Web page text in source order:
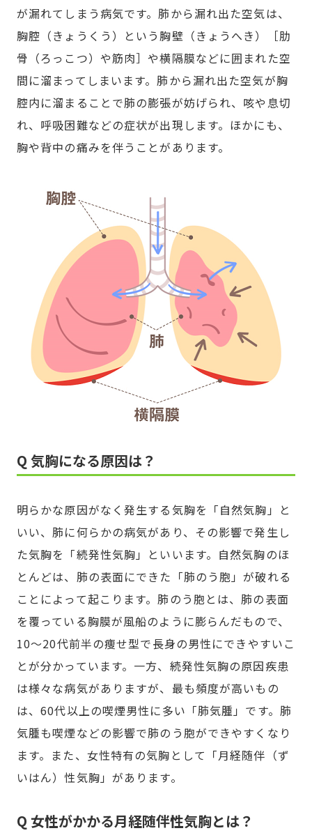
が漏れてしまう病気です。肺から漏れ出た空気は、
胸腔（きょうくう）という胸壁（きょうへき）［肋
骨（ろっこつ）や筋肉］や横隔膜などに囲まれた空
間に溜まってしまいます。肺から漏れ出た空気が胸
腔内に溜まることで肺の膨張が妨げられ、咳や息切
れ、呼吸困難などの症状が出現します。ほかにも、
胸や背中の痛みを伴うことがあります。
Q 気胸になる原因は？
明らかな原因がなく発生する気胸を「自然気胸」と
いい、肺に何らかの病気があり、その影響で発生し
た気胸を「続発性気胸」といいます。自然気胸のほ
とんどは、肺の表面にできた「肺のう胞」が破れる
ことによって起こります。肺のう胞とは、肺の表面
を覆っている胸膜が風船のように膨らんだもので、
10～20代前半の痩せ型で長身の男性にできやすいこ
とが分かっています。一方、続発性気胸の原因疾患
は様々な病気がありますが、最も頻度が高いもの
は、60代以上の喫煙男性に多い「肺気腫」です。肺
気腫も喫煙などの影響で肺のう胞ができやすくなり
ます。また、女性特有の気胸として「月経随伴（ず
いはん）性気胸」があります。
Q 女性がかかる月経随伴性気胸とは？